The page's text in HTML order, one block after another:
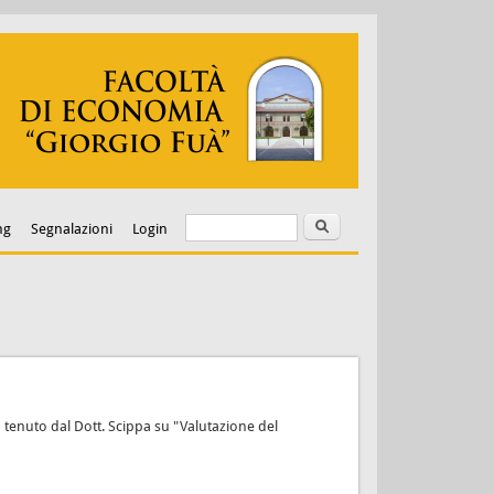
Segnalazioni Login Form di ricerca
Cerca
dal Dott. Scippa su "Valutazione del